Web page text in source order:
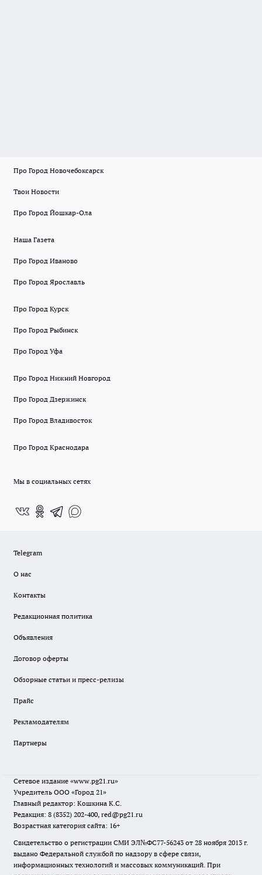
Про Город Новочебоксарск
Твои Новости
Про Город Йошкар-Ола
Наша Газета
Про Город Иваново
Про Город Ярославль
Про Город Курск
Про Город Рыбинск
Про Город Уфа
Про Город Нижний Новгород
Про Город Дзержинск
Про Город Владивосток
Про Город Краснодара
Мы в социальных сетях
Telegram
О нас
Контакты
Редакционная политика
Объявления
Договор оферты
Обзорные статьи и пресс-релизы
Прайс
Рекламодателям
Партнеры
Сетевое издание «www.pg21.ru»
Учредитель ООО «Город 21»
Главный редактор: Кошкина К.С.
Редакция: 8 (8352) 202-400, red@pg21.ru
Возрастная категория сайта: 16+
Свидетельство о регистрации СМИ ЭЛ№ФС77-56243 от 28 ноября 2013 г.
выдано Федеральной службой по надзору в сфере связи,
информационных технологий и массовых коммуникаций. При